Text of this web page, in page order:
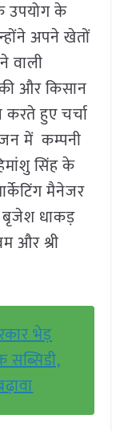
उपयोग के
अपने खेतों
वाली
की और किसान
करते हुए चर्चा
में कम्पनी
सिंह के
मैनेजर
बृजेश धाकड़
और श्री
भेड़
सब्सिडी,